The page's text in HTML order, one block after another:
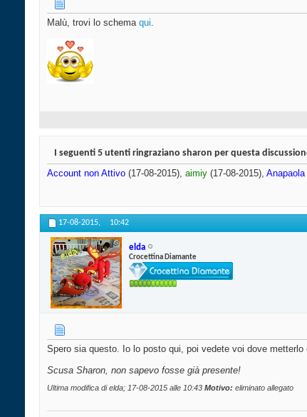
Malù, trovi lo schema qui.
I seguenti 5 utenti ringraziano sharon per questa
Account non Attivo (17-08-2015), aimiy (17-08-2015), Anapaola
17-08-2015, 10:42
elda
Crocettina Diamante
Spero sia questo. Io lo posto qui, poi vedete voi dove
Scusa Sharon, non sapevo fosse già presente!
Ultima modifica di elda; 17-08-2015 alle 10:43 Motivo: eliminato allegato